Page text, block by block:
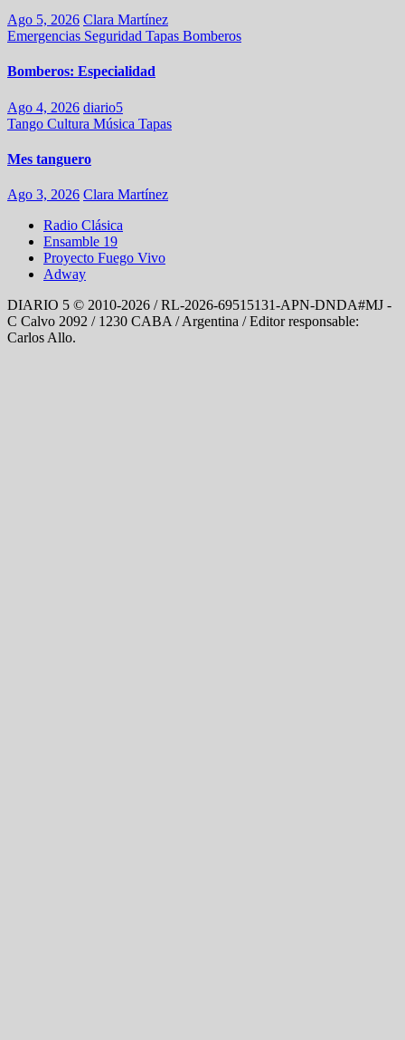
Ago 5, 2026 Clara Martínez
Emergencias Seguridad Tapas Bomberos
Bomberos: Especialidad
Ago 4, 2026 diario5
Tango Cultura Música Tapas
Mes tanguero
Ago 3, 2026 Clara Martínez
Radio Clásica
Ensamble 19
Proyecto Fuego Vivo
Adway
DIARIO 5 © 2010-2026 / RL-2026-69515131-APN-DNDA#MJ -
C Calvo 2092 / 1230 CABA / Argentina / Editor responsable:
Carlos Allo.